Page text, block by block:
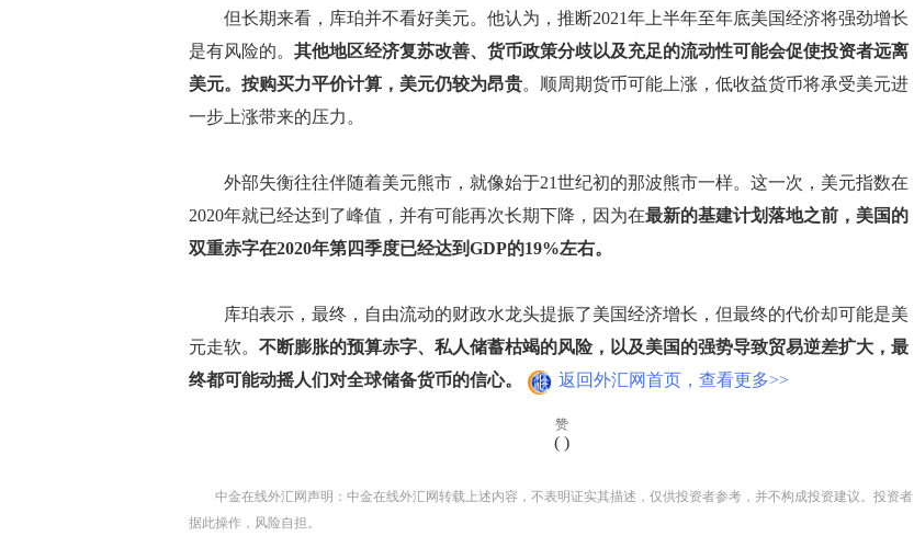
但长期来看，库珀并不看好美元。他认为，推断2021年上半年至年底美国经济将强劲增长
是有风险的。 其他地区经济复苏改善、货币政策分歧以及充足的流动性可能会促使投资者远离
美元。按购买力平价计算，美元仍较为昂贵。顺周期货币可能上涨，低收益货币将承受美元进
一步上涨带来的压力。
外部失衡往往伴随着美元熊市，就像始于21世纪初的那波熊市一样。这一次，美元指数在
2020年就已经达到了峰值，并有可能再次长期下降，因为在最新的基建计划落地之前，美国的
双重赤字在2020年第四季度已经达到GDP的19%左右。
库珀表示，最终，自由流动的财政水龙头提振了美国经济增长，但最终的代价却可能是美
元走软。 不断膨胀的预算赤字、私人储蓄枯竭的风险，以及美国的强势导致贸易逆差扩大，最
终都可能动摇人们对全球储备货币的信心。
返回外汇网首页，查看更多>>
赞
( )
中金在线外汇网声明：中金在线外汇网转载上述内容，不表明证实其描述，仅供投资者参考，并不构成投资建议。投资者
据此操作，风险自担。